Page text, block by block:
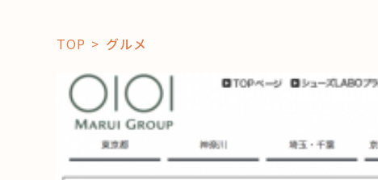
「コト」
TOP グルメ